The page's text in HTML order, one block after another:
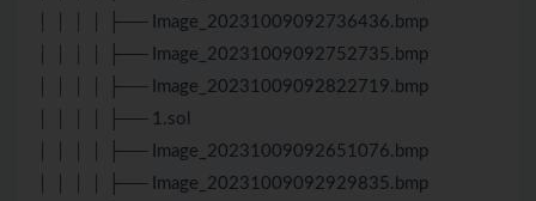
│ │ │ │ ├── Image_20231009092736436.bmp
│ │ │ │ ├── Image_20231009092752735.bmp
│ │ │ │ ├── Image_20231009092822719.bmp
│ │ │ │ ├── 1.sol
│ │ │ │ ├── Image_20231009092651076.bmp
│ │ │ │ ├── Image_20231009092929835.bmp